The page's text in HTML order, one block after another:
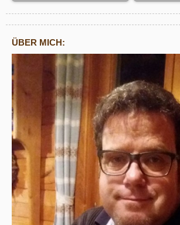
ÜBER MICH: